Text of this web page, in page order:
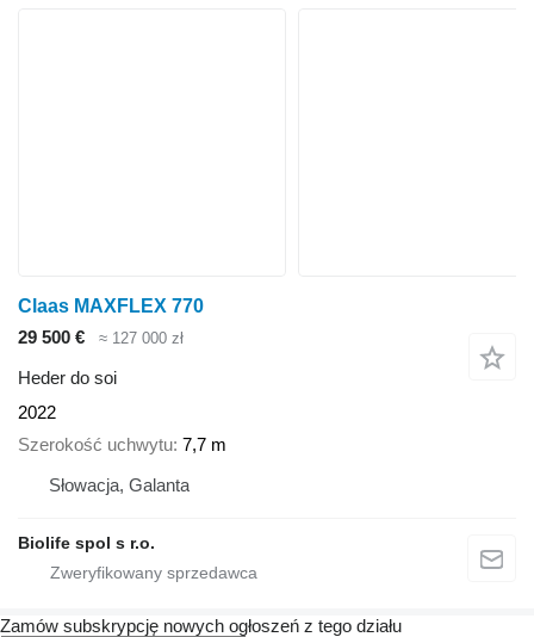
Claas MAXFLEX 770
29 500 €
≈ 127 000 zł
Heder do soi
2022
Szerokość uchwytu 7,7 m
Słowacja, Galanta
Biolife spol s r.o.
Zamów subskrypcję nowych ogłoszeń z tego działu